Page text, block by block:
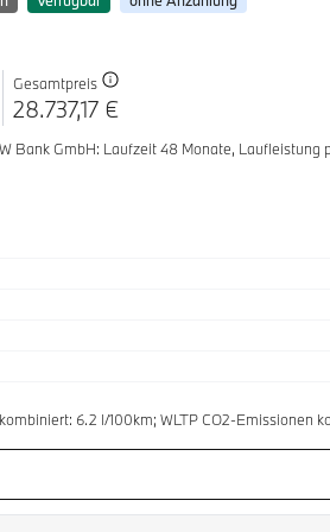
Gesamtpreis
28.737,17 €
Bank GmbH: Laufzeit 48 Monate, Laufleistung
6.2 l/100km; WLTP CO2-Emissionen